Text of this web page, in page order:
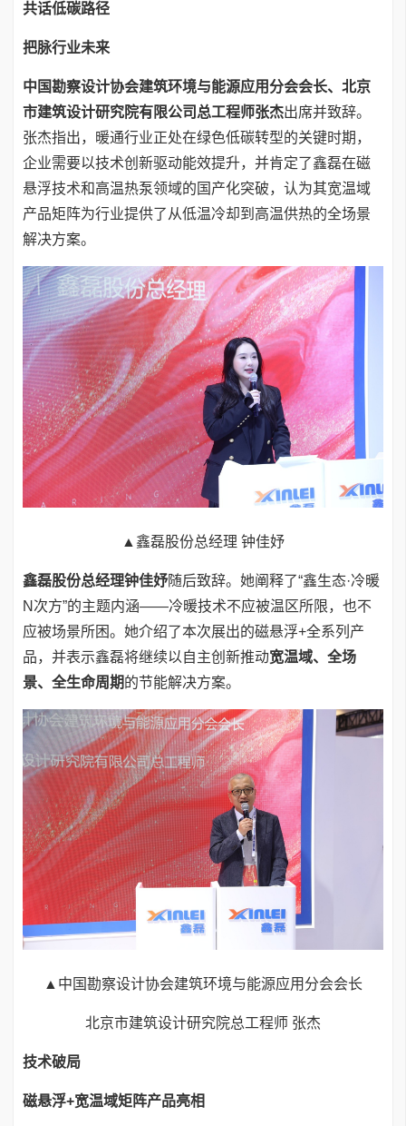
共话低碳路径
把脉行业未来
中国勘察设计协会建筑环境与能源应用分会会长、北京
市建筑设计研究院有限公司总工程师张杰出席并致辞。
张杰指出，暖通行业正处在绿色低碳转型的关键时期，
企业需要以技术创新驱动能效提升，并肯定了鑫磊在磁
悬浮技术和高温热泵领域的国产化突破，认为其宽温域
产品矩阵为行业提供了从低温冷却到高温供热的全场景
解决方案。
▲鑫磊股份总经理 钟佳妤
鑫磊股份总经理钟佳妤随后致辞。她阐释了“鑫生态·冷暖
N次方”的主题内涵——冷暖技术不应被温区所限，也不
应被场景所困。她介绍了本次展出的磁悬浮+全系列产
品，并表示鑫磊将继续以自主创新推动宽温域、全场
景、全生命周期的节能解决方案。
▲中国勘察设计协会建筑环境与能源应用分会会长
北京市建筑设计研究院总工程师 张杰
技术破局
磁悬浮+宽温域矩阵产品亮相